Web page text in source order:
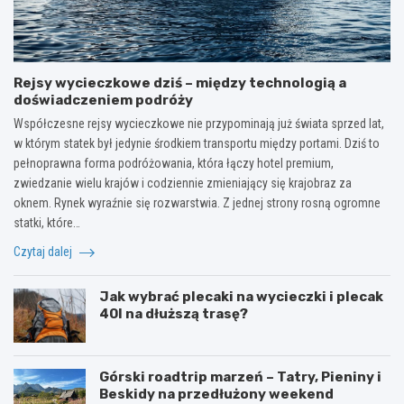
Rejsy wycieczkowe dziś – między technologią a
doświadczeniem podróży
Współczesne rejsy wycieczkowe nie przypominają już świata sprzed lat,
w którym statek był jedynie środkiem transportu między portami. Dziś to
pełnoprawna forma podróżowania, która łączy hotel premium,
zwiedzanie wielu krajów i codziennie zmieniający się krajobraz za
oknem. Rynek wyraźnie się rozwarstwia. Z jednej strony rosną ogromne
statki, które…
Czytaj dalej
Jak wybrać plecaki na wycieczki i plecak
40l na dłuższą trasę?
Górski roadtrip marzeń – Tatry, Pieniny i
Beskidy na przedłużony weekend